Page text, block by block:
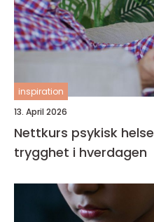
inspiration
13. April 2026
Nettkurs psykisk helse fleksibel læring for økt
trygghet i hverdagen